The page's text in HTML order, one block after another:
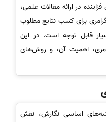
در ارائه مقالات علمی،
برای کسب نتایج مطلوب
قابل توجه است. در این
اهمیت آن، و روش‌های
اساسی نگارش، نقش